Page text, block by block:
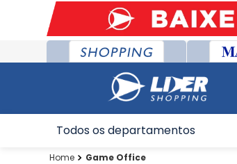
Todos os departamentos
Game Office